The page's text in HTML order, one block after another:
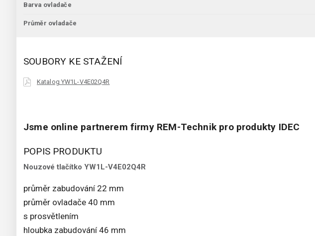
Barva ovladače
Průměr ovladače
SOUBORY KE STAŽENÍ
Katalog YW1L-V4E02Q4R
Jsme online partnerem firmy REM-Technik pro produkty IDEC
POPIS PRODUKTU
Nouzové tlačítko YW1L-V4E02Q4R
průměr zabudování 22 mm
průměr ovladače 40 mm
s prosvětlením
hloubka zabudování 46 mm